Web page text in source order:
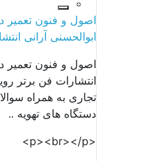
اصول و فنون تعمیر
ابوالحسنی آرانی
اصول و فنون تعمیر
انتشارات فن برتر
تجاری به همراه
دستگاه های تهویه ..